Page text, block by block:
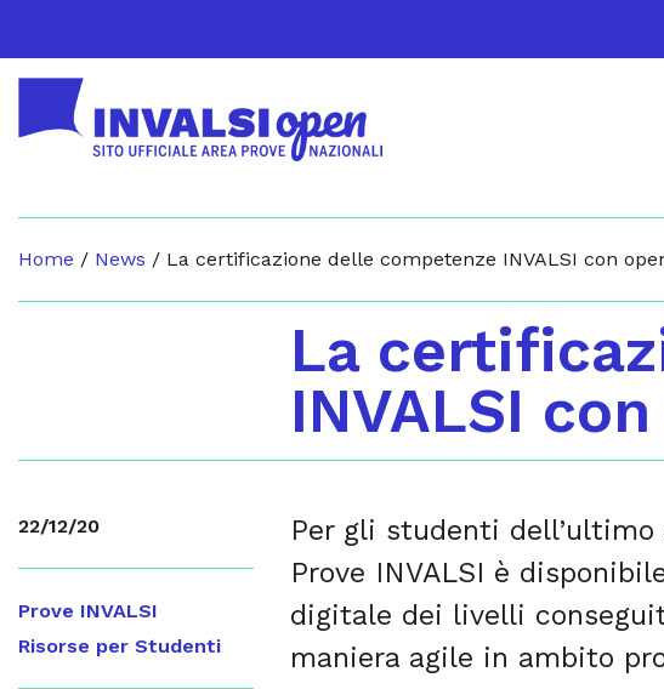
Home / News / La certificazione delle competenze INVALSI con
La
INVALSI
22/12/20
Prove INVALSI
Risorse per Studenti
Per gli studenti
Prove INVALSI è
digitale dei livelli
maniera agile in ambito